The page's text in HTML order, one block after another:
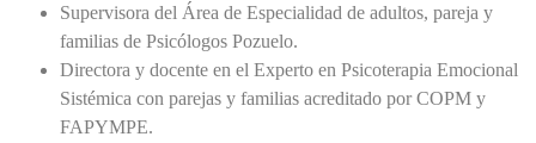
Supervisora del Área de Especialidad de adultos, pareja y
familias de Psicólogos Pozuelo.
Directora y docente en el Experto en Psicoterapia Emocional
Sistémica con parejas y familias acreditado por COPM y
FAPYMPE.